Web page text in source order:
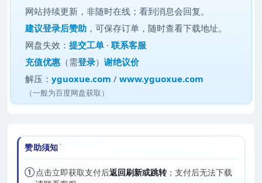
网站持续更新，非随时在线；看到消息会回复。
建议登录后赞助 ，可保存订单，随时查看下载地址。
网盘失效：提交工单 ·联系客服
充值优惠 （需登录）谢绝议价
解压：yguoxue.com /www.yguoxue.com
（一般为百度网盘获取）
赞助须知
①点击立即获取支付后返回刷新或跳转；支付后无法下载